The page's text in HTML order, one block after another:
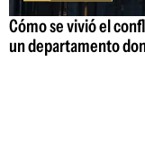
Cómo se vivió el
un departamento